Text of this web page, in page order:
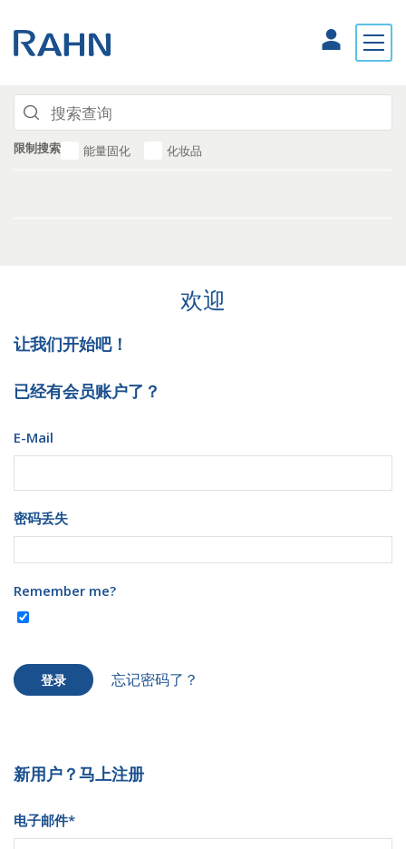
限制搜索 能量固化 化妆品
欢迎
让我们开始吧！
已经有会员账户了？
E-Mail
密码丢失
Remember me?
登录 忘记密码了？
新用户？马上注册
电子邮件*